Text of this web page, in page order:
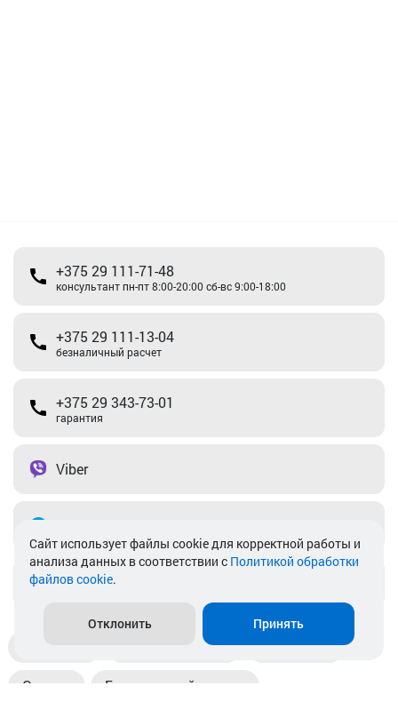
+375 29 111-71-48
консультант пн-пт 8:00-20:00 сб-вс 9:00-18:00
+375 29 111-13-04
безналичный расчет
+375 29 343-73-01
гарантия
Viber
info@akkamulik.by
Пункты выдачи Магазины
Оплата Безналичный расчет
Cайт использует файлы cookie для корректной работы и
анализа данных в соответствии с Политикой обработки
файлов cookie.
Отклонить Принять